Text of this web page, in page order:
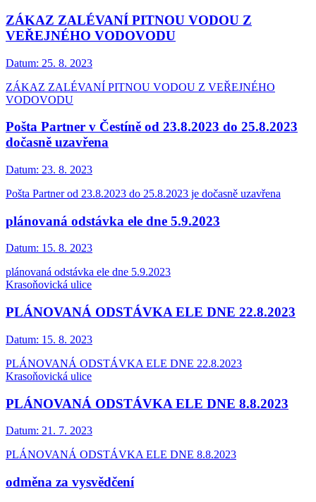
ZÁKAZ ZALÉVANÍ PITNOU VODOU Z
VEŘEJNÉHO VODOVODU
Datum: 25. 8. 2023
ZÁKAZ ZALÉVANÍ PITNOU VODOU Z VEŘEJNÉHO
VODOVODU
Pošta Partner v Čestíně od 23.8.2023 do 25.8.2023
dočasně uzavřena
Datum: 23. 8. 2023
Pošta Partner od 23.8.2023 do 25.8.2023 je dočasně uzavřena
plánovaná odstávka ele dne 5.9.2023
Datum: 15. 8. 2023
plánovaná odstávka ele dne 5.9.2023
Krasoňovická ulice
PLÁNOVANÁ ODSTÁVKA ELE DNE 22.8.2023
Datum: 15. 8. 2023
PLÁNOVANÁ ODSTÁVKA ELE DNE 22.8.2023
Krasoňovická ulice
PLÁNOVANÁ ODSTÁVKA ELE DNE 8.8.2023
Datum: 21. 7. 2023
PLÁNOVANÁ ODSTÁVKA ELE DNE 8.8.2023
odměna za vysvědčení